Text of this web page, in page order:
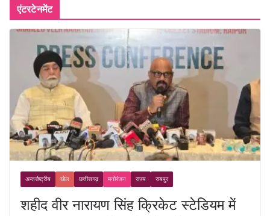
एंटरटेनमेंट
अन्तर्राष्ट्रीय खेल छत्तीसगढ़ मनोरंजन राज्य रायपुर
शहीद वीर नारायण सिंह क्रिकेट स्टेडियम में